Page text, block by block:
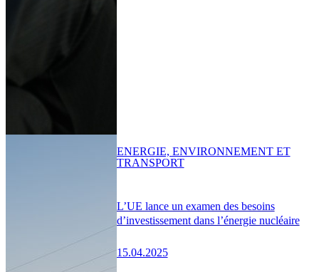
L’UE lance un examen des besoins
d’investissement dans l’énergie nucléaire
15.04.2025
ENERGIE, ENVIRONNEMENT ET
TRANSPORT